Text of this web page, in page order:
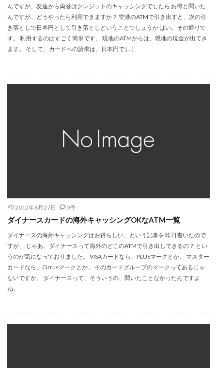
んですが、友達から両替はクレジットのキャッシングでしたら お得と聞いた
んですが、どうやったら利用できますか？ 空港のATMで引き出すと、次の引
き落としで日本円として引き落としということでしょうか はい。その通りで
す。 利用するのはすごく簡単です。 現地のATMからは、現地の現金が出てき
ます。 そして、カードへの請求は、日本円で […]
2012年8月27日 0件
ダイナースカードの海外キャッシングOKなATM一覧
ダイナースの海外キャッシングはお得らしい、という記事を 昨日書いたので
すが、 じゃあ、ダイナースって海外のどこのATMで引き出しできるの？ とい
うのが気になっておりました。 VISAカードなら、PLUSマークとか、 マスター
カードなら、Cirrusマークとか、 そのカードグループのマークってあるじゃ
ないですか。 ダイナースって、そういうの、聞いたことなかったんですよ
ね。